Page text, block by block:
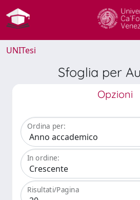
UNITesi
Sfoglia per
Opzioni
Ordina per:
In ordine:
Risultati/Pagina